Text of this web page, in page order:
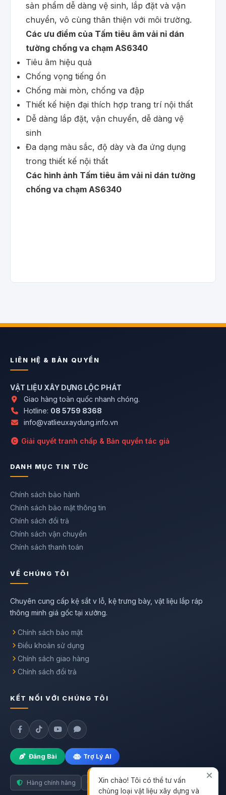
sản phẩm dễ dàng vệ sinh, lắp đặt và vận
chuyển, vô cùng thân thiện với môi trường.
Các ưu điểm của Tấm tiêu âm vải nỉ dán
tường chống va chạm AS6340
Tiêu âm hiệu quả
Chống vọng tiếng ồn
Chống mài mòn, chống va đập
Thiết kế hiện đại thích hợp trang trí nội thất
Dễ dàng lắp đặt, vận chuyển, dễ dàng vệ
sinh
Đa dạng màu sắc, độ dày và đa ứng dụng
trong thiết kế nội thất
Các hình ảnh Tấm tiêu âm vải nỉ dán tường
chống va chạm AS6340
LIÊN HỆ & BẢN QUYỀN
VẬT LIỆU XÂY DỰNG LỘC PHÁT
Giao hàng toàn quốc nhanh chóng.
Hotline: 08 5759 8368
info@vatlieuxaydung.info.vn
Giải quyết tranh chấp & Bản quyền tác giả
DANH MỤC TIN TỨC
Chính sách bảo hành
Chính sách bảo mật thông tin
Chính sách đổi trả
Chính sách vận chuyển
Chính sách thanh toán
VỀ CHÚNG TÔI
Chuyên cung cấp kệ sắt v lỗ, kệ trưng bày, vật liệu lắp ráp
thông minh giá gốc tại xưởng.
Chính sách bảo mật
Điều khoản sử dụng
Chính sách giao hàng
Chính sách đổi trả
KẾT NỐI VỚI CHÚNG TÔI
Đăng Bài Trợ Lý AI
Hàng chính hãng Giao nhanh toàn quốc
Xin chào! Tôi có thể tư vấn
chủng loại vật liệu xây dựng và